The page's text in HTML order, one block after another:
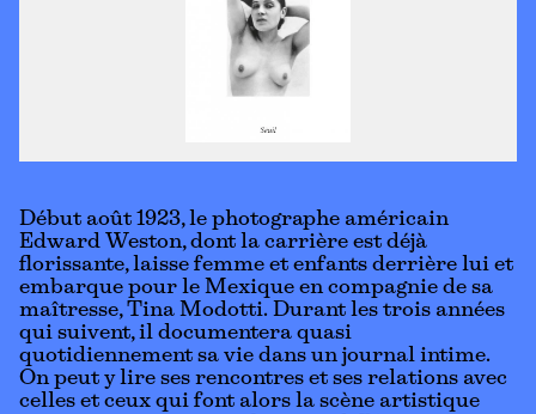
Début août 1923, le photographe américain
Edward Weston, dont la carrière est déjà
florissante, laisse femme et enfants derrière lui et
embarque pour le Mexique en compagnie de sa
maîtresse, Tina Modotti. Durant les trois années
qui suivent, il documentera quasi
quotidiennement sa vie dans un journal intime.
On peut y lire ses rencontres et ses relations avec
celles et ceux qui font alors la scène artistique